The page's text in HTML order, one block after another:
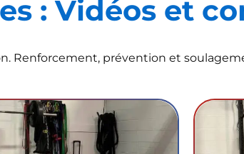
: Vidéos et
Renforcement, prévention et